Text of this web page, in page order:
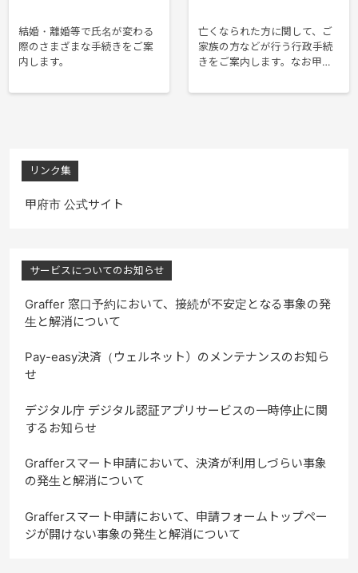
結婚・離婚等で氏名が変わる
際のさまざまな手続きをご案
内します。
亡くなられた方に関して、ご
家族の方などが行う行政手続
きをご案内します。なお甲府
お手続きを可能な限り1か所
リンク集
甲府市 公式サイト
サービスについてのお知らせ
Graffer 窓口予約において、接続が不安定となる事象の発
生と解消について
Pay-easy決済（ウェルネット）のメンテナンスのお知ら
せ
デジタル庁 デジタル認証アプリサービスの一時停止に関
するお知らせ
Grafferスマート申請において、決済が利用しづらい事象
の発生と解消について
Grafferスマート申請において、申請フォームトップペー
ジが開けない事象の発生と解消について